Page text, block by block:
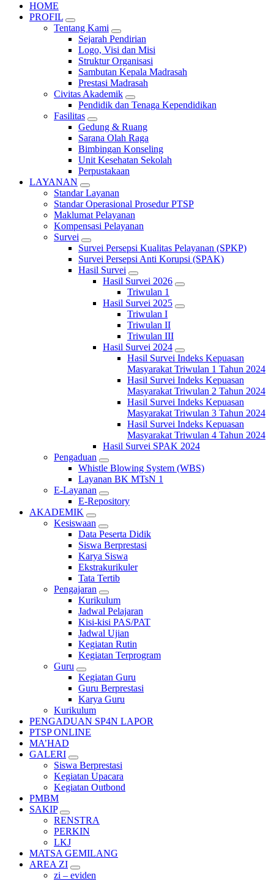
HOME
PROFIL
Tentang Kami
Sejarah Pendirian
Logo, Visi dan Misi
Struktur Organisasi
Sambutan Kepala Madrasah
Prestasi Madrasah
Civitas Akademik
Pendidik dan Tenaga Kependidikan
Fasilitas
Gedung & Ruang
Sarana Olah Raga
Bimbingan Konseling
Unit Kesehatan Sekolah
Perpustakaan
LAYANAN
Standar Layanan
Standar Operasional Prosedur PTSP
Maklumat Pelayanan
Kompensasi Pelayanan
Survei
Survei Persepsi Kualitas Pelayanan (SPKP)
Survei Persepsi Anti Korupsi (SPAK)
Hasil Survei
Hasil Survei 2026
Triwulan 1
Hasil Survei 2025
Triwulan I
Triwulan II
Triwulan III
Hasil Survei 2024
Hasil Survei Indeks Kepuasan
Masyarakat Triwulan 1 Tahun 2024
Hasil Survei Indeks Kepuasan
Masyarakat Triwulan 2 Tahun 2024
Hasil Survei Indeks Kepuasan
Masyarakat Triwulan 3 Tahun 2024
Hasil Survei Indeks Kepuasan
Masyarakat Triwulan 4 Tahun 2024
Hasil Survei SPAK 2024
Pengaduan
Whistle Blowing System (WBS)
Layanan BK MTsN 1
E-Layanan
E-Repository
AKADEMIK
Kesiswaan
Data Peserta Didik
Siswa Berprestasi
Karya Siswa
Ekstrakurikuler
Tata Tertib
Pengajaran
Kurikulum
Jadwal Pelajaran
Kisi-kisi PAS/PAT
Jadwal Ujian
Kegiatan Rutin
Kegiatan Terprogram
Guru
Kegiatan Guru
Guru Berprestasi
Karya Guru
Kurikulum
PENGADUAN SP4N LAPOR
PTSP ONLINE
MA’HAD
GALERI
Siswa Berprestasi
Kegiatan Upacara
Kegiatan Outbond
PMBM
SAKIP
RENSTRA
PERKIN
LKJ
MATSA GEMILANG
AREA ZI
zi – eviden